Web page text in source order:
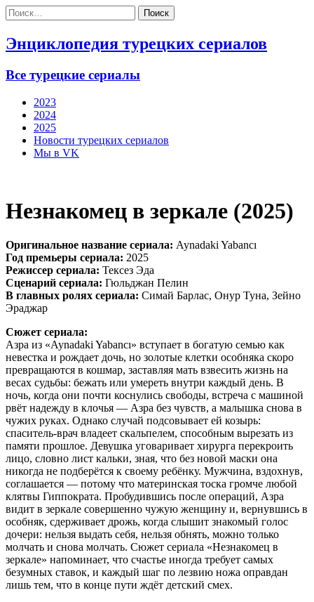
Найти:
Энциклопедия турецких сериалов
Все турецкие сериалы
2023
2024
2025
Новости турецких сериалов
Мы в VK
Незнакомец в зеркале (2025)
Оригинальное название сериала: Aynadaki Yabancı
Год премьеры сериала: 2025
Режиссер сериала: Тексез Эда
Сценарий сериала: Гюльджан Пелин
В главных ролях сериала: Симай Барлас, Онур Туна, Зейно
Эраджар
Сюжет сериала:
Азра из «Aynadaki Yabancı» вступает в богатую семью как
невестка и рождает дочь, но золотые клетки особняка скоро
превращаются в кошмар, заставляя мать взвесить жизнь на
весах судьбы: бежать или умереть внутри каждый день. В
ночь, когда они почти коснулись свободы, встреча с машиной
рвёт надежду в клочья — Азра без чувств, а малышка снова в
чужих руках. Однако случай подсовывает ей козырь:
спаситель-врач владеет скальпелем, способным вырезать из
памяти прошлое. Девушка уговаривает хирурга перекроить
лицо, словно лист кальки, зная, что без новой маски она
никогда не подберётся к своему ребёнку. Мужчина, вздохнув,
соглашается — потому что материнская тоска громче любой
клятвы Гиппократа. Пробудившись после операций, Азра
видит в зеркале совершенно чужую женщину и, вернувшись в
особняк, сдерживает дрожь, когда слышит знакомый голос
дочери: нельзя выдать себя, нельзя обнять, можно только
молчать и снова молчать. Сюжет сериала «Незнакомец в
зеркале» напоминает, что счастье иногда требует самых
безумных ставок, и каждый шаг по лезвию ножа оправдан
лишь тем, что в конце пути ждёт детский смех.